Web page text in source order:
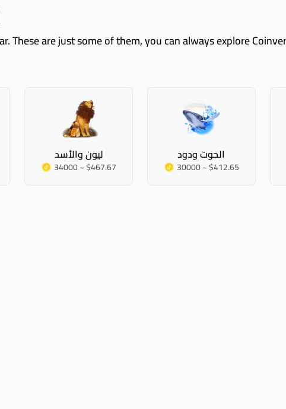
ليون والأسد
34000 ~ $467.67
الحوت ودود
30000 ~ $412.65